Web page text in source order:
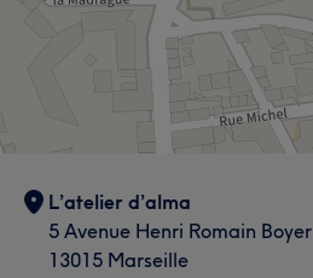
L’atelier d’alma
5 Avenue Henri Romain Boyer
13015 Marseille